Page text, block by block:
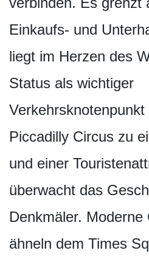
Einkaufs- und
liegt im Herzen des
Status als wichtiger
Piccadilly Circus zu
und einer
überwacht das
Denkmäler.
ähneln dem Times